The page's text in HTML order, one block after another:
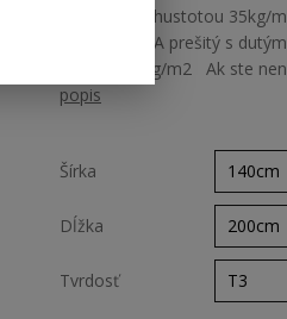
PUR pena s hustotou 35kg/
poťah ALGUA prešitý s
gramáž 200g/m2 Ak ste
popis
Šírka
Dĺžka
Tvrdosť